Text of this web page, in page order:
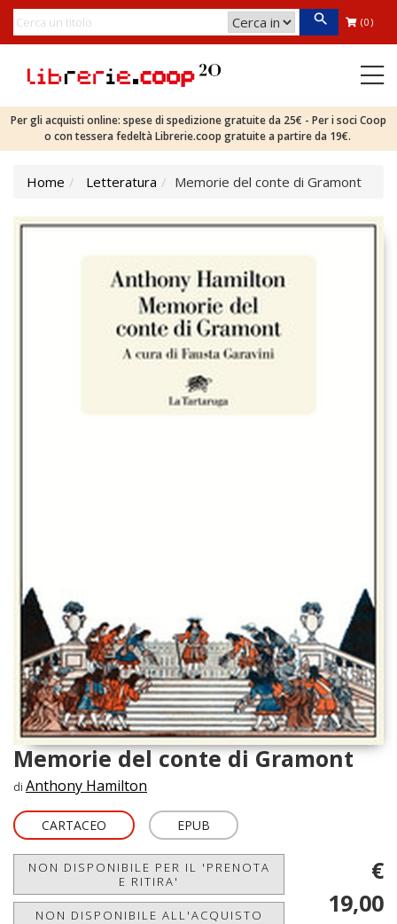
(0)
Per gli acquisti online: spese di spedizione gratuite da 25€ - Per i soci Coop
o con tessera fedeltà Librerie.coop gratuite a partire da 19€.
Home Letteratura Memorie del conte di Gramont
Memorie del conte di Gramont
di Anthony Hamilton
CARTACEO EPUB
NON DISPONIBILE PER IL 'PRENOTA
E RITIRA'
NON DISPONIBILE ALL'ACQUISTO
€
19,00